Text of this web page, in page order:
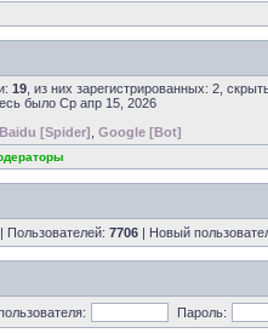
19 , из них зарегистрированных: 2,
было Ср апр 15, 2026
Baidu [Spider] Google [Bot]
| Пользователей: 7706 | Новый
Пароль: